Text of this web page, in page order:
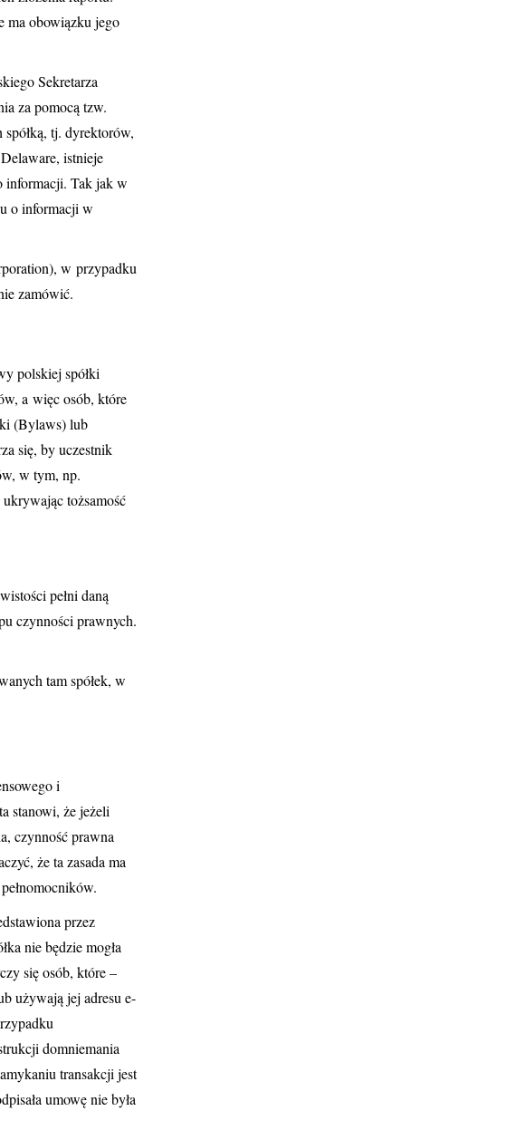
ma obowiązku jego
Sekretarza
za pomocą tzw.
tj. dyrektorów,
istnieje
informacji. Tak jak w
o informacji w
w przypadku
zamówić.
polskiej spółki
a więc osób, które
(Bylaws) lub
się, by uczestnik
w tym, np.
tożsamość
pełni daną
czynności prawnych.
tam spółek, w
i
stanowi, że jeżeli
czynność prawna
że ta zasada ma
przez
nie będzie mogła
się osób, które –
używają jej adresu e-
domniemania
transakcji jest
umowę nie była